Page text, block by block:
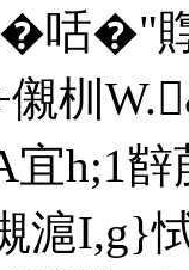
咶
杊
h;1辥
滬I,g}